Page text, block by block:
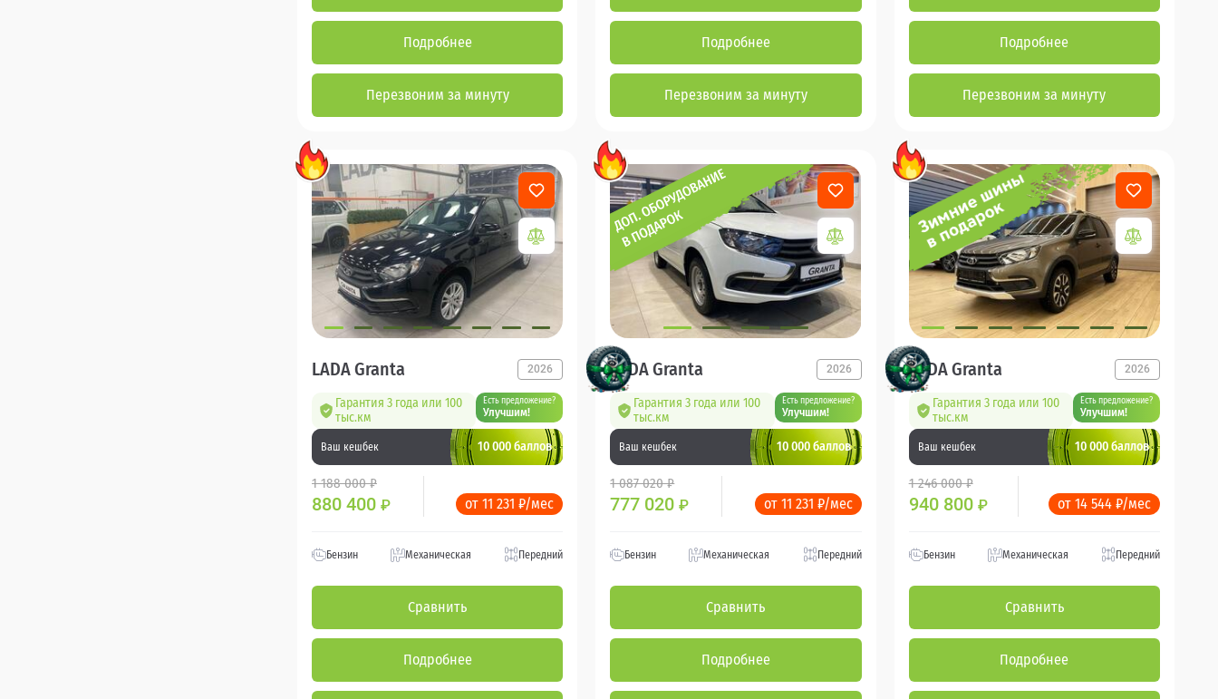
Подробнее
Перезвоним за минуту
Подробнее
Перезвоним за минуту
Подробнее
Перезвоним за минуту
LADA Granta 2026
Гарантия 3 года или 100
тыс.км
Есть предложение?
Улучшим!
Ваш кешбек 10 000 баллов
1 188 000 ₽
880 400 ₽ от 11 231 ₽/мес
Бензин Механическая Передний
Сравнить
Подробнее
LADA Granta 2026
Гарантия 3 года или 100
тыс.км
Есть предложение?
Улучшим!
Ваш кешбек 10 000 баллов
1 087 020 ₽
777 020₽ от 11 231 ₽/мес
Бензин Механическая Передний
Сравнить
Подробнее
LADA Granta 2026
Гарантия 3 года или 100
тыс.км
Есть предложение?
Улучшим!
Ваш кешбек 10 000 баллов
1 246 000 ₽
940 800 ₽ от 14 544 ₽/мес
Бензин Механическая Передний
Сравнить
Подробнее